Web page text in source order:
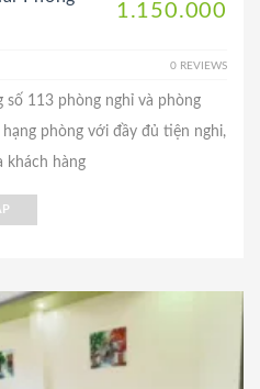
1.150.000
0 REVIEWS
số 113 phòng nghỉ và phòng
phòng với đầy đủ tiện nghi,
khách hàng